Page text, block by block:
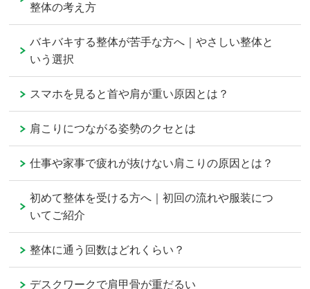
整体の考え方
バキバキする整体が苦手な方へ｜やさしい整体と
いう選択
スマホを見ると首や肩が重い原因とは？
肩こりにつながる姿勢のクセとは
仕事や家事で疲れが抜けない肩こりの原因とは？
初めて整体を受ける方へ｜初回の流れや服装につ
いてご紹介
整体に通う回数はどれくらい？
デスクワークで肩甲骨が重だるい